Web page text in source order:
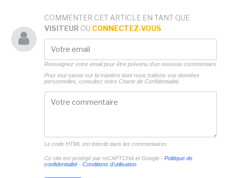
COMMENTER CET ARTICLE EN TANT QUE
VISITEUR OU CONNECTEZ-VOUS
Renseignez votre email pour être prévenu d'un nouveau commentaire
Pour tout savoir sur la manière dont nous traitons vos données
personnelles, consultez notre Charte de Confidentialité.
Le code HTML est interdit dans les commentaires
Ce site est protégé par reCAPTCHA et Google - Politique de
confidentialité- Conditions d'utilisation